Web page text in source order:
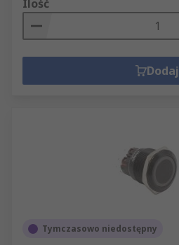
Ilość
Dodaj
Tymczasowo niedostępny